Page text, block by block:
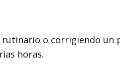
o corrigiendo un
horas.